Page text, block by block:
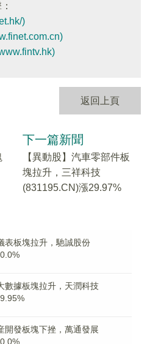
)
返回上頁
下一篇新聞
【異動股】汽車零部件板
塊拉升，三祥科技
(831195.CN)漲29.97%
表板塊拉升，馳誠股份
數據板塊拉升，天潤科技
開發板塊下挫，萬通發展